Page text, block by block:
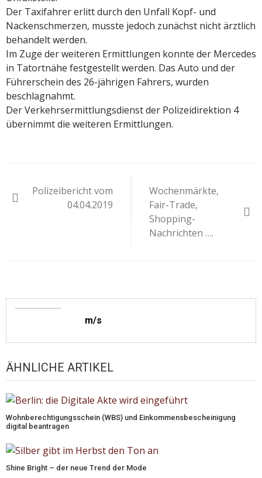
Der Taxifahrer erlitt durch den Unfall Kopf- und
Nackenschmerzen, musste jedoch zunächst nicht ärztlich
behandelt werden.
Im Zuge der weiteren Ermittlungen konnte der Mercedes
in Tatortnähe festgestellt werden. Das Auto und der
Führerschein des 26-jährigen Fahrers, wurden
beschlagnahmt.
Der Verkehrsermittlungsdienst der Polizeidirektion 4
übernimmt die weiteren Ermittlungen.
Polizeibericht vom
04.04.2019
Wochenmärkte,
Fair-Trade,
Shopping-
Nachrichten ….
m/s
ÄHNLICHE ARTIKEL
Wohnberechtigungsschein (WBS) und Einkommensbescheinigung
digital beantragen
Shine Bright – der neue Trend der Mode